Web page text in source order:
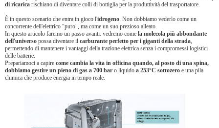
di ricarica rischiano di diventare colli di bottiglia per la produttività del trasportatore.
È in questo scenario che entra in gioco l'idrogeno. Non dobbiamo vederlo come un
concorrente dell'elettrico "puro", ma come un suo prezioso alleato.
In questo articolo faremo un passo avanti: vedremo come la molecola più abbondante
dell'universo possa diventare il carburante perfetto per i giganti della strada,
permettendo di mantenere i vantaggi della trazione elettrica senza i compromessi logistici
delle batterie.
Prepariamoci a capire come cambia la vita in officina quando, al posto di una spina,
dobbiamo gestire un pieno di gas a 700 bar o liquido a 253°C sottozero e una pila
chimica che produce energia in tempo reale.